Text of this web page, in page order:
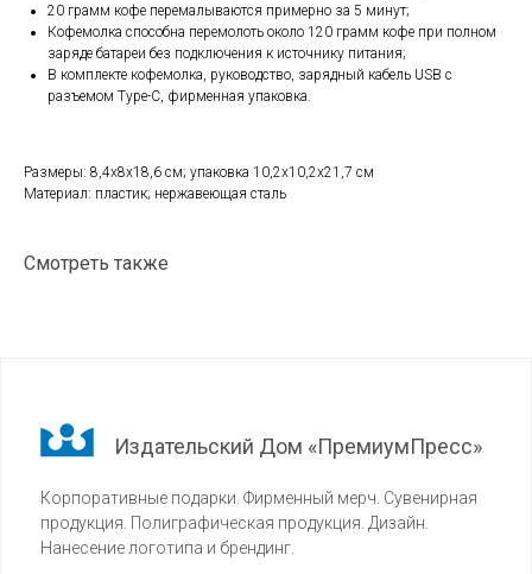
20 грамм кофе перемалываются примерно за 5 минут;
Кофемолка способна перемолоть около 120 грамм кофе при полном
заряде батареи без подключения к источнику питания;
В комплекте кофемолка, руководство, зарядный кабель USB с
разъемом Type-C, фирменная упаковка.
Размеры: 8,4х8х18,6 см; упаковка 10,2х10,2х21,7 см
Материал: пластик; нержавеющая сталь
Смотреть также
Издательский Дом «ПремиумПресс»
Корпоративные подарки. Фирменный мерч. Сувенирная
продукция. Полиграфическая продукция. Дизайн.
Нанесение логотипа и брендинг.